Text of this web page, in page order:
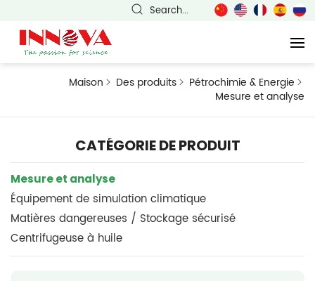
Search...
Maison Des produits
Pétrochimie & Energie
Mesure et analyse
CATÉGORIE DE PRODUIT
Mesure et analyse
Équipement de simulation climatique
Matières dangereuses / Stockage sécurisé
Centrifugeuse à huile